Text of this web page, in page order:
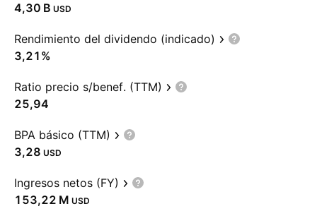
‪4,30 B‬ USD
Rendimiento del dividendo (indicado)
3,21%
Ratio precio s/benef. (TTM)
25,94
BPA básico (TTM)
3,28 USD
Ingresos netos (FY)
‪153,22 M‬ USD